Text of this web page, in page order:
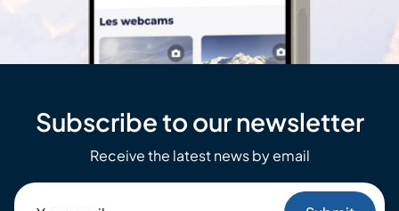
Subscribe to our newsletter
Receive the latest news by email